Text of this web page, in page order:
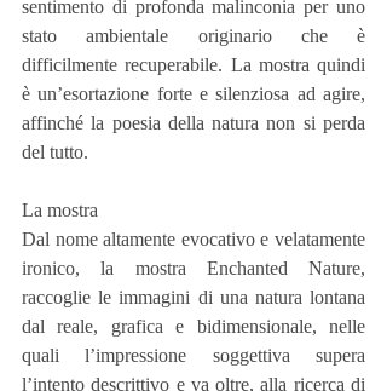
sentimento di profonda malinconia per uno
stato ambientale originario che è
difficilmente recuperabile. La mostra quindi
è un’esortazione forte e silenziosa ad agire,
affinché la poesia della natura non si perda
del tutto.
La mostra
Dal nome altamente evocativo e velatamente
ironico, la mostra Enchanted Nature,
raccoglie le immagini di una natura lontana
dal reale, grafica e bidimensionale, nelle
quali l’impressione soggettiva supera
l’intento descrittivo e va oltre, alla ricerca di